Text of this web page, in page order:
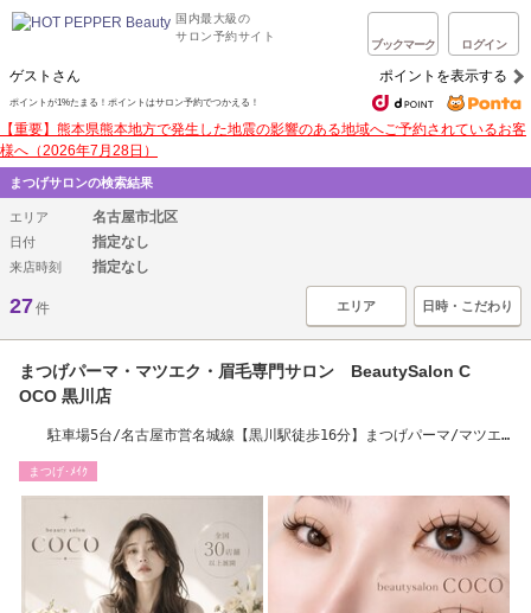
国内最大級の
サロン予約サイト
ブックマーク ログイン
ゲストさん ポイントを表示する
ポイントが1%たまる！ポイントはサロン予約でつかえる！
【重要】熊本県熊本地方で発生した地震の影響のある地域へご予約されているお客
様へ（2026年7月28日）
まつげサロンの検索結果
エリア 名古屋市北区
日付 指定なし
来店時刻 指定なし
27件 エリア 日時・こだわり
まつげパーマ・マツエク・眉毛専門サロン BeautySalon C
OCO 黒川店
駐車場5台/名古屋市営名城線【黒川駅徒歩16分】まつげパーマ/マツエ
まつげ･ﾒｲｸ